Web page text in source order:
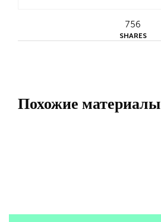
756
SHARES
Похожие материалы